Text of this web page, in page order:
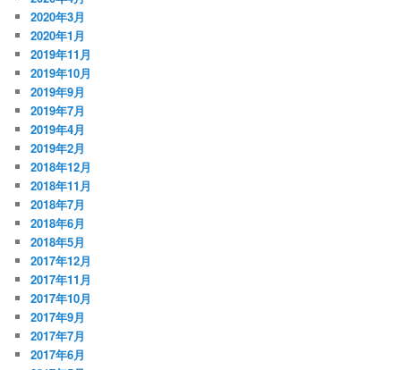
2020年3月
2020年1月
2019年11月
2019年10月
2019年9月
2019年7月
2019年4月
2019年2月
2018年12月
2018年11月
2018年7月
2018年6月
2018年5月
2017年12月
2017年11月
2017年10月
2017年9月
2017年7月
2017年6月